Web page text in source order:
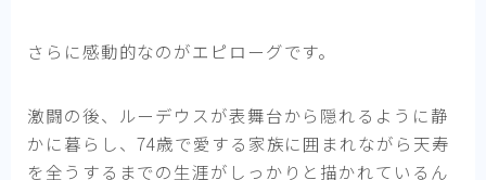
さらに感動的なのがエピローグです。
激闘の後、ルーデウスが表舞台から隠れるように静
かに暮らし、74歳で愛する家族に囲まれながら天寿
を全うするまでの生涯がしっかりと描かれているん